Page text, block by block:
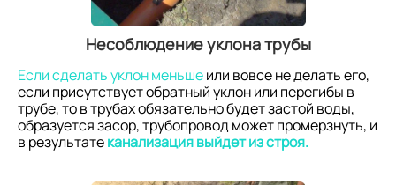
Несоблюдение уклона трубы
Если сделать уклон меньшеили вовсе не делать его,
если присутствует обратный уклон или перегибы в
трубе, то в трубах обязательно будет застой воды,
образуется засор, трубопровод может промерзнуть, и
в результатеканализация выйдет из строя.